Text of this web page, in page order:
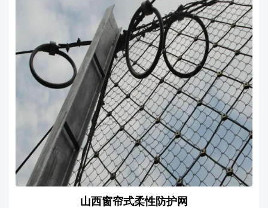
山西窗帘式柔性防护网